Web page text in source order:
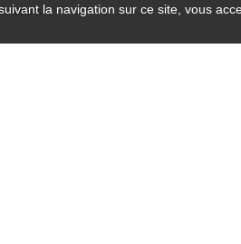
la navigation sur ce site, vous